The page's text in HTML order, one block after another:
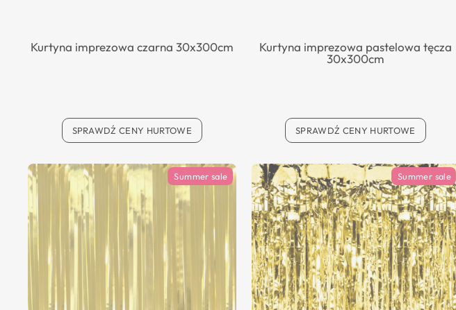
Kurtyna imprezowa czarna 30x300cm
SPRAWDŹ CENY HURTOWE
Kurtyna imprezowa pastelowa tęcza
30x300cm
SPRAWDŹ CENY HURTOWE
Summer sale Summer sale